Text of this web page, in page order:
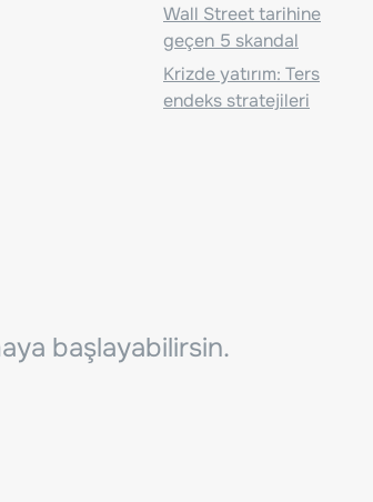
Wall Street tarihine
geçen 5 skandal
Krizde yatırım: Ters
endeks stratejileri
başlayabilirsin.